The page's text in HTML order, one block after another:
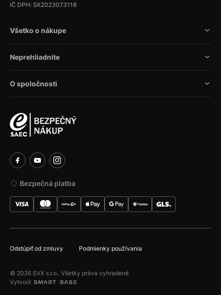
IČ DPH: SK2023073118
Všetko o nákupe
Neprehliadnite
O spoločnosti
Bezpečná platba
© 2026 SVX s.r.o.. Všetky práva vyhradené
Vytvoril
Odstúpiť od zmluvy Podmienky používania